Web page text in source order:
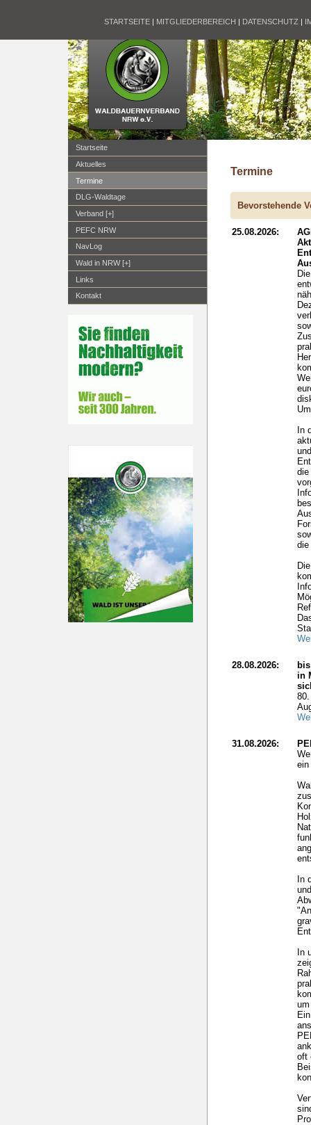
STARTSEITE | MITGLIEDERBEREICH | DATENSCHUTZ |
Startseite
Aktuelles
Termine
DLG-Waldtage
Verband [+]
PEFC NRW
NavLog
Wald in NRW [+]
Links
Kontakt
Termine
Bevorstehende
25.08.2026:
In
die
28.08.2026:
bis
in
31.08.2026:
In
In
oft